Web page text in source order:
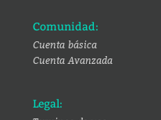
Comunidad:
Cuenta básica
Cuenta Avanzada
Legal: